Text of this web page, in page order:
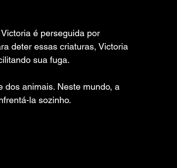
é perseguida por
deter essas criaturas, Victoria
sua fuga.
dos animais. Neste mundo, a
la sozinho.